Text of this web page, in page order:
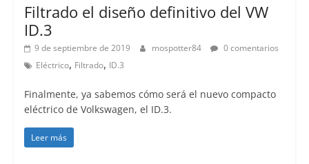
Filtrado el diseño definitivo del VW
ID.3
9 de septiembre de 2019 mospotter84
0 comentarios
Eléctrico, Filtrado, ID.3
Finalmente, ya sabemos cómo será el nuevo compacto
eléctrico de Volkswagen, el ID.3.
Leer más